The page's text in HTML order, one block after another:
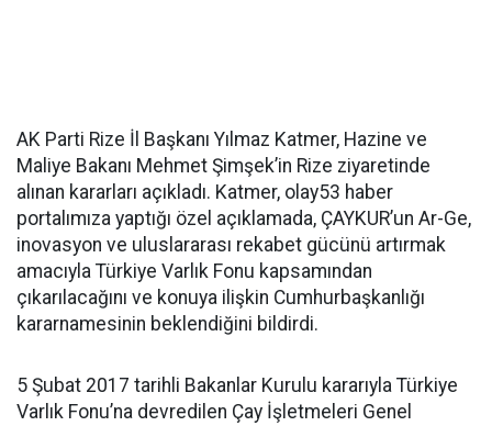
AK Parti Rize İl Başkanı Yılmaz Katmer, Hazine ve
Maliye Bakanı Mehmet Şimşek’in Rize ziyaretinde
alınan kararları açıkladı. Katmer, olay53 haber
portalımıza yaptığı özel açıklamada, ÇAYKUR’un Ar-Ge,
inovasyon ve uluslararası rekabet gücünü artırmak
amacıyla Türkiye Varlık Fonu kapsamından
çıkarılacağını ve konuya ilişkin Cumhurbaşkanlığı
kararnamesinin beklendiğini bildirdi.
5 Şubat 2017 tarihli Bakanlar Kurulu kararıyla Türkiye
Varlık Fonu’na devredilen Çay İşletmeleri Genel